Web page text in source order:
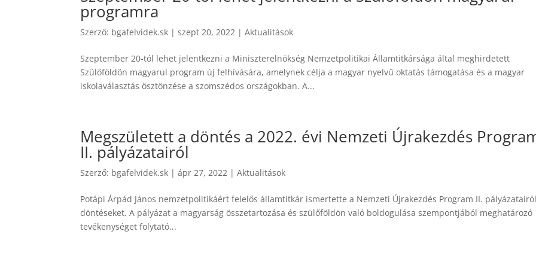
programra
Szerző: bgafelvidek.sk |szept 20, 2022 |Aktualitások
Szeptember 20-tól lehet jelentkezni a Miniszterelnökség Nemzetpolitikai Államtitkársága által meghirdetett
Szülőföldön magyarul program új felhívására, amelynek célja a magyar nyelvű oktatás támogatása és a magyar
iskolaválasztás ösztönzése a szomszédos országokban. A...
Megszületett a döntés a 2022. évi Nemzeti Újrakezdés
II. pályázatairól
Szerző: bgafelvidek.sk |ápr 27, 2022 |Aktualitások
Potápi Árpád János nemzetpolitikáért felelős államtitkár ismertette a Nemzeti Újrakezdés Program II.
döntéseket. A pályázat a magyarság összetartozása és szülőföldön való boldogulása szempontjából meghatározó
tevékenységet folytató...